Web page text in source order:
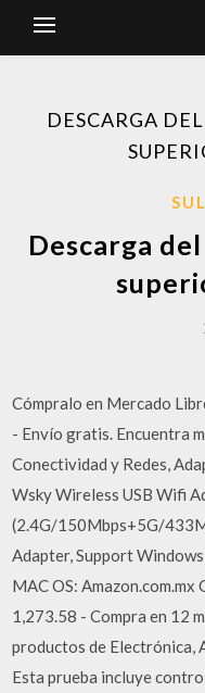
DESCARGA
Descarga
Cómpralo en Mercado
- Envío gratis. Encuentra
Conectividad y Redes,
Wsky Wireless USB Wifi
(2.4G/150Mbps+5G/
Adapter, Support
MAC OS:
1,273.58 - Compra en 12
productos de Electrónica,
Esta prueba incluye